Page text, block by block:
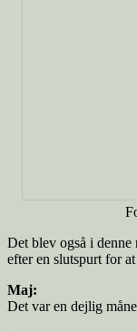
Det blev også i denne
efter en slutspurt for
Maj:
Det var en dejlig